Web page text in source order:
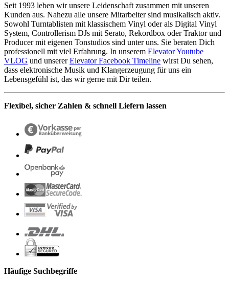
Seit 1993 leben wir unsere Leidenschaft zusammen mit unseren
Kunden aus. Nahezu alle unsere Mitarbeiter sind musikalisch aktiv.
Sowohl Turntablisten mit klassischem Vinyl oder als Digital Vinyl
System, Controllerism DJs mit Serato, Rekordbox oder Traktor und
Producer mit eigenen Tonstudios sind unter uns. Sie beraten Dich
professionell mit viel Erfahrung. In unserem Elevator Youtube
VLOG und unsererElevator Facebook Timeline wirst Du sehen,
dass elektronische Musik und Klangerzeugung für uns ein
Lebensgefühl ist, das wir gerne mit Dir teilen.
Flexibel, sicher Zahlen & schnell Liefern lassen
Häufige Suchbegriffe